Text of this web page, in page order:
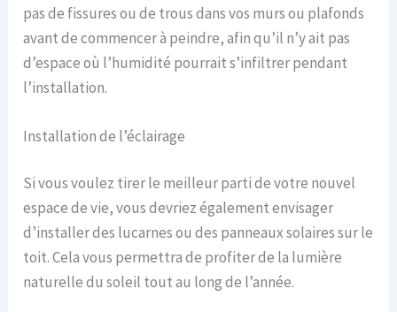
pas de fissures ou de trous dans vos murs ou plafonds
avant de commencer à peindre, afin qu’il n’y ait pas
d’espace où l’humidité pourrait s’infiltrer pendant
l’installation.
Installation de l’éclairage
Si vous voulez tirer le meilleur parti de votre nouvel
espace de vie, vous devriez également envisager
d’installer des lucarnes ou des panneaux solaires sur le
toit. Cela vous permettra de profiter de la lumière
naturelle du soleil tout au long de l’année.